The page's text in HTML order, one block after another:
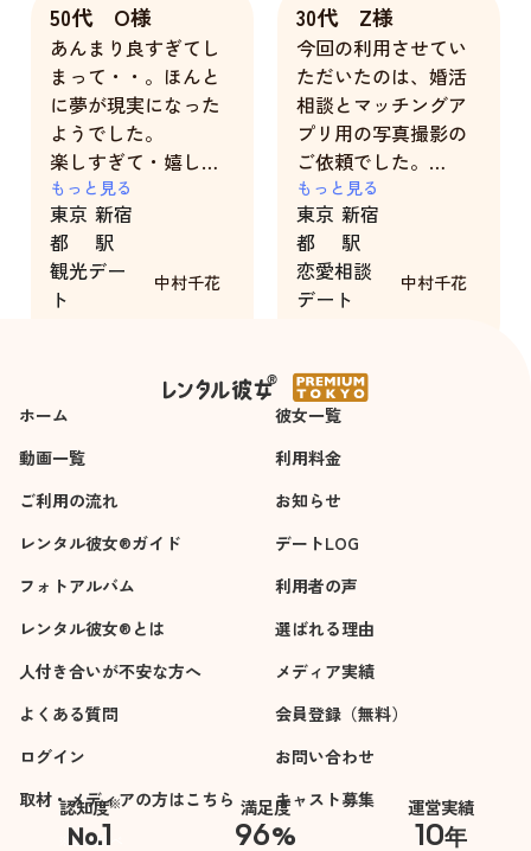
50代 O様
あんまり良すぎてし
まって・・。ほんと
に夢が現実になった
ようでした。
楽しすぎて・嬉しす
ぎて・感謝＆感激！
でした。
すんなりと自然体で
話せる＆すごしてい
る自分がそこにいま
にお願いしたいで
す。ぜひとも！。
もっと見る
東京
都
新宿
駅
観光デー
ト
中村千花
30代 Z様
今回の利用させてい
ただいたのは、婚活
相談とマッチングア
プリ用の写真撮影の
ご依頼でした。
場所のセッティン
グ、待ち合わせ場
所、お会いした後の
雰囲気、相談、ご要
望の写真撮影、フォ
し、大変満足できる
内容でした。マッチ
ングサイトのアドバ
イスも的確に納得い
くもので女性目線で
のアドバイスも流石
と感じました。
理論的なアドバイス
もあり、個人のアド
バイスという枠に留
まらない内容でし
た。ありがとうござ
います。
よいご報告ができる
ようしていきたいと
思います。
もっと見る
東京
都
新宿
駅
恋愛相談
デート
中村千花
ホーム
彼女一覧
動画一覧
利用料金
ご利用の流れ
お知らせ
レンタル彼女®ガイド
デートLOG
フォトアルバム
利用者の声
レンタル彼女®とは
選ばれる理由
人付き合いが不安な方へ
メディア実績
よくある質問
会員登録（無料）
ログイン
お問い合わせ
取材・メディアの方はこちら
キャスト募集
認知度※
No.1
※自社調べ
満足度
96%
運営実績
10年